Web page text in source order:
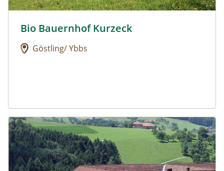
Urlaub am Bauernhof: Bio Bauernhof Kurzeck
Bio Bauernhof Kurzeck
Göstling/ Ybbs
Urlaub am Bauernhof: Dorferhof